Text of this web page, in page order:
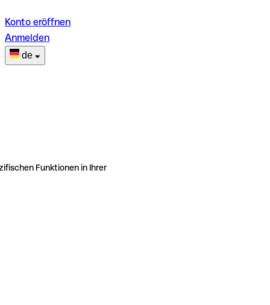
Konto eröffnen
Anmelden
de
Funktionen in Ihrer